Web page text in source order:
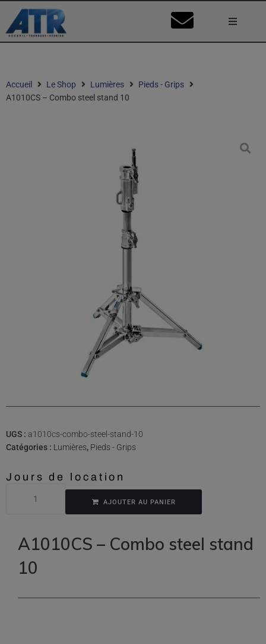
Accueil Le Shop Lumières
Pieds - Grips
A1010CS – Combo steel stand 10
UGS : a1010cs-combo-steel-stand-10
Catégories : Lumières, Pieds - Grips
Jours de location
AJOUTER AU PANIER
A1010CS – Combo steel stand
10